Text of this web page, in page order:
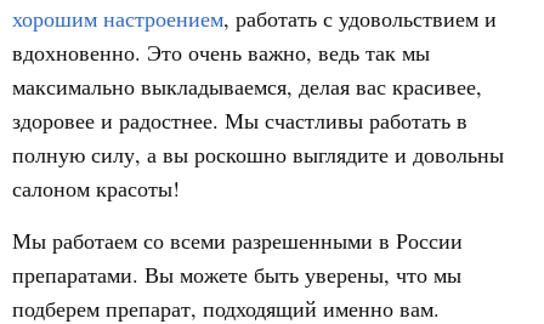
хорошим настроением, работать с удовольствием и
вдохновенно. Это очень важно, ведь так мы
максимально выкладываемся, делая вас красивее,
здоровее и радостнее. Мы счастливы работать в
полную силу, а вы роскошно выглядите и довольны
салоном красоты!
Мы работаем со всеми разрешенными в России
препаратами. Вы можете быть уверены, что мы
подберем препарат, подходящий именно вам.